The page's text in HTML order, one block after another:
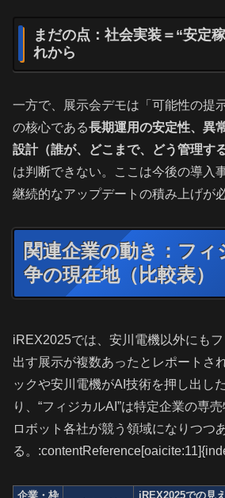
まだの点：社会実装＝“安定
れから
一方で、展示会デモは「可能性の提
の核心である長期運用の安定性、異
設計（誰が、どこまで、どう管理する
は判断できない。ここは今後の導入
継続的なアップデートの積み上げが
関連企業の動き：フィ
争の現在地（比較表）
iREX2025では、安川電機以外にも
出す展示が複数あったとレポートさ
ックや安川電機がAI技術を押し出し
り、“フィジカルAI”は特定企業の専
ロボット各社が競う領域になりつつ
る。
企業・枠
iREX2025での見